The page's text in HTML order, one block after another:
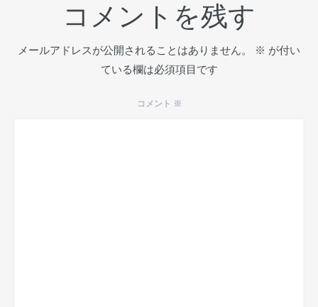
コメントを残す
メールアドレスが公開されることはありません。 ※ が付い
ている欄は必須項目です
コメント ※